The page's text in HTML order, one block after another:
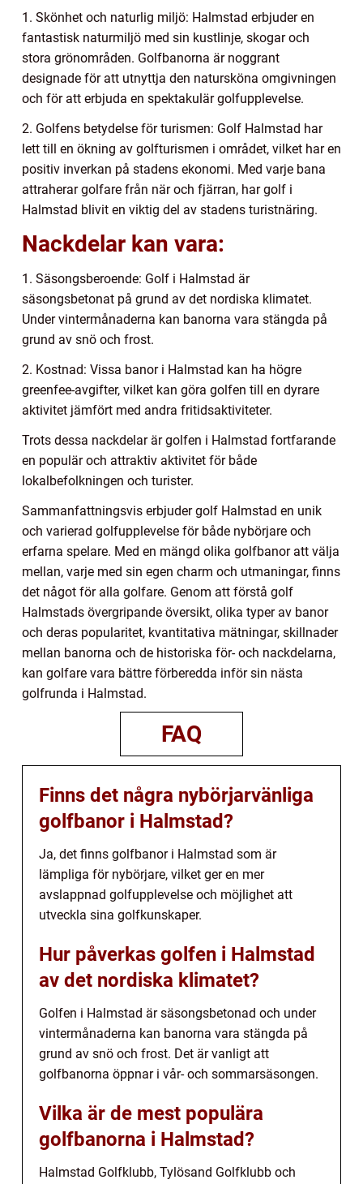
1. Skönhet och naturlig miljö: Halmstad erbjuder en
fantastisk naturmiljö med sin kustlinje, skogar och
stora grönområden. Golfbanorna är noggrant
designade för att utnyttja den natursköna omgivningen
och för att erbjuda en spektakulär golfupplevelse.
2. Golfens betydelse för turismen: Golf Halmstad har
lett till en ökning av golfturismen i området, vilket har en
positiv inverkan på stadens ekonomi. Med varje bana
attraherar golfare från när och fjärran, har golf i
Halmstad blivit en viktig del av stadens turistnäring.
Nackdelar kan vara:
1. Säsongsberoende: Golf i Halmstad är
säsongsbetonat på grund av det nordiska klimatet.
Under vintermånaderna kan banorna vara stängda på
grund av snö och frost.
2. Kostnad: Vissa banor i Halmstad kan ha högre
greenfee-avgifter, vilket kan göra golfen till en dyrare
aktivitet jämfört med andra fritidsaktiviteter.
Trots dessa nackdelar är golfen i Halmstad fortfarande
en populär och attraktiv aktivitet för både
lokalbefolkningen och turister.
Sammanfattningsvis erbjuder golf Halmstad en unik
och varierad golfupplevelse för både nybörjare och
erfarna spelare. Med en mängd olika golfbanor att välja
mellan, varje med sin egen charm och utmaningar, finns
det något för alla golfare. Genom att förstå golf
Halmstads övergripande översikt, olika typer av banor
och deras popularitet, kvantitativa mätningar, skillnader
mellan banorna och de historiska för- och nackdelarna,
kan golfare vara bättre förberedda inför sin nästa
golfrunda i Halmstad.
FAQ
Finns det några nybörjarvänliga
golfbanor i Halmstad?
Ja, det finns golfbanor i Halmstad som är
lämpliga för nybörjare, vilket ger en mer
avslappnad golfupplevelse och möjlighet att
utveckla sina golfkunskaper.
Hur påverkas golfen i Halmstad
av det nordiska klimatet?
Golfen i Halmstad är säsongsbetonad och under
vintermånaderna kan banorna vara stängda på
grund av snö och frost. Det är vanligt att
golfbanorna öppnar i vår- och sommarsäsongen.
Vilka är de mest populära
golfbanorna i Halmstad?
Halmstad Golfklubb, Tylösand Golfklubb och